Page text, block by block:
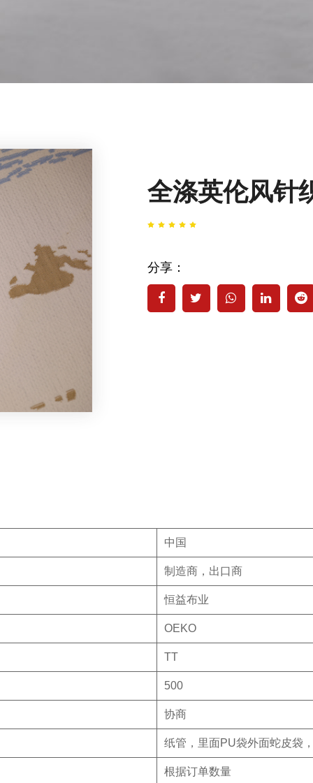
全涤英伦风针
分享：
中国
制造商，出口商
恒益布业
OEKO
TT
500
协商
纸管，里面PU袋外面蛇皮袋
根据订单数量